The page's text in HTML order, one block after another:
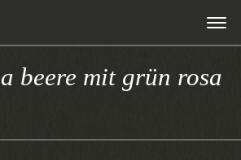
beere mit grün rosa